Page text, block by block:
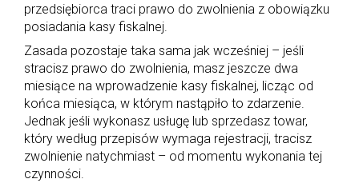
przedsiębiorca traci prawo do zwolnienia z obowiązku
posiadania kasy fiskalnej.
Zasada pozostaje taka sama jak wcześniej – jeśli
stracisz prawo do zwolnienia, masz jeszcze dwa
miesiące na wprowadzenie kasy fiskalnej, licząc od
końca miesiąca, w którym nastąpiło to zdarzenie.
Jednak jeśli wykonasz usługę lub sprzedasz towar,
który według przepisów wymaga rejestracji, tracisz
zwolnienie natychmiast – od momentu wykonania tej
czynności.